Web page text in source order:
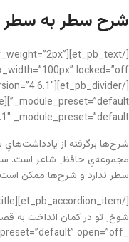
شرح سطر به سطر
_module_preset=”default”]
شرح‌ها برگرفته از
مجموعه‌یِ حافظ ِ شاعر است.
سطر ندارد و شرح‌ها ممکن است
شوخ ِ تو در کمان انداخت به
_builder_version=”4.6.1″ _module_preset=”default” open=”off”]